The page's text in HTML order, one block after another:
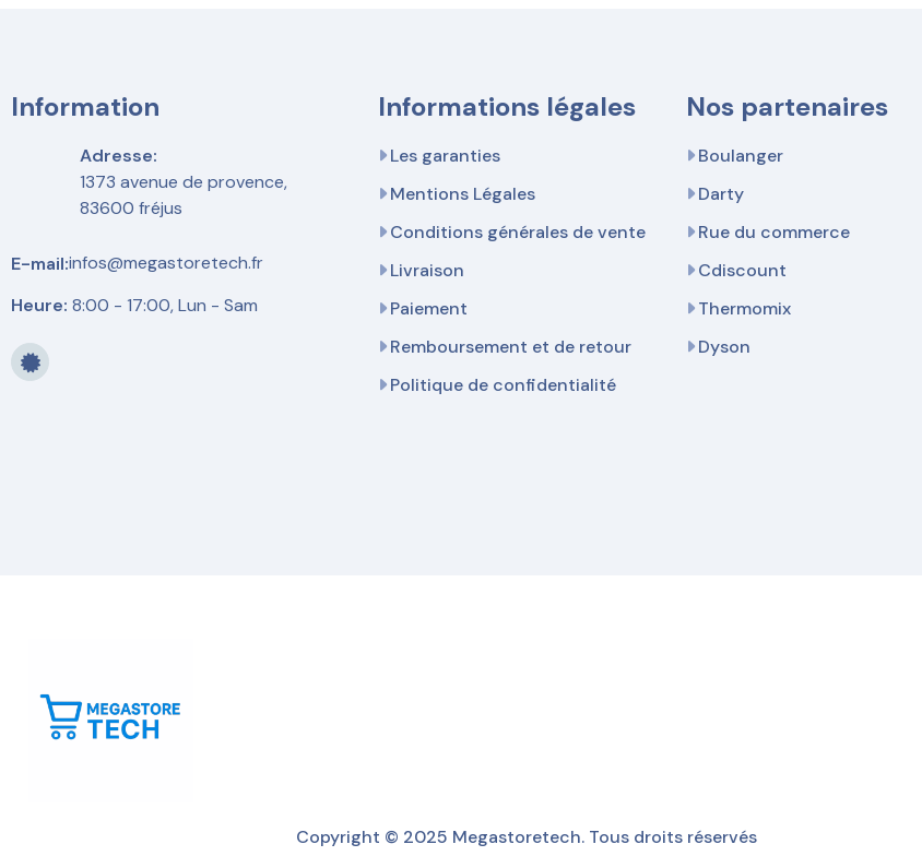
Information
Adresse:
1373 avenue de provence,
83600 fréjus
E-mail:infos@megastoretech.fr
Heure: 8:00 - 17:00, Lun - Sam
Informations légales
Les garanties
Mentions Légales
Conditions générales de vente
Livraison
Paiement
Remboursement et de retour
Politique de confidentialité
Nos partenaires
Boulanger
Darty
Rue du commerce
Cdiscount
Thermomix
Dyson
Copyright © 2025 Megastoretech. Tous droits réservés